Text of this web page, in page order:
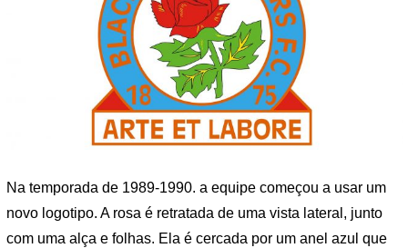
Na temporada de 1989-1990. a equipe começou a usar um
novo logotipo. A rosa é retratada de uma vista lateral, junto
com uma alça e folhas. Ela é cercada por um anel azul que